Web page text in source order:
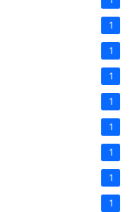
1
1
1
1
1
1
1
1